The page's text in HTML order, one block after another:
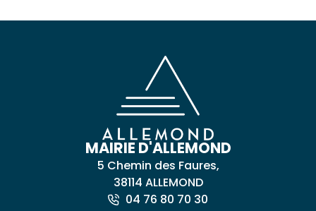
MAIRIE D'ALLEMOND
5 Chemin des Faures,
38114 ALLEMOND
04 76 80 70 30